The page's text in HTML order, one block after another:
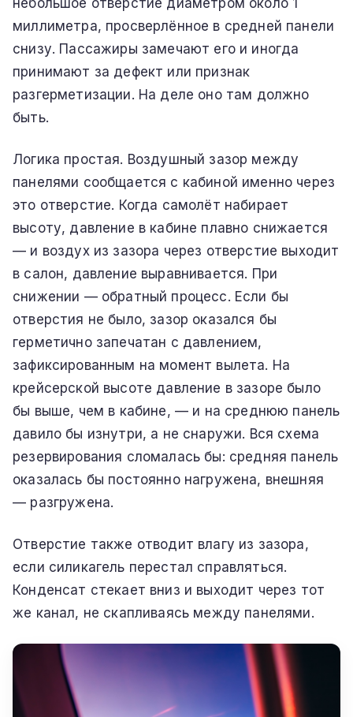
небольшое отверстие диаметром около 1
миллиметра, просверлённое в средней панели
снизу. Пассажиры замечают его и иногда
принимают за дефект или признак
разгерметизации. На деле оно там должно
быть.
Логика простая. Воздушный зазор между
панелями сообщается с кабиной именно через
это отверстие. Когда самолёт набирает
высоту, давление в кабине плавно снижается
— и воздух из зазора через отверстие выходит
в салон, давление выравнивается. При
снижении — обратный процесс. Если бы
отверстия не было, зазор оказался бы
герметично запечатан с давлением,
зафиксированным на момент вылета. На
крейсерской высоте давление в зазоре было
бы выше, чем в кабине, — и на среднюю панель
давило бы изнутри, а не снаружи. Вся схема
резервирования сломалась бы: средняя панель
оказалась бы постоянно нагружена, внешняя
— разгружена.
Отверстие также отводит влагу из зазора,
если силикагель перестал справляться.
Конденсат стекает вниз и выходит через тот
же канал, не скапливаясь между панелями.